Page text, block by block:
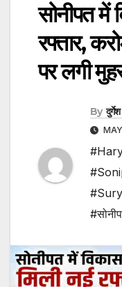
सोनीपत में
रफ्तार,
पर लगी
By दुर्गेश